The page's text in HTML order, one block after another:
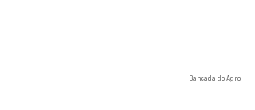
Bancada do Agro